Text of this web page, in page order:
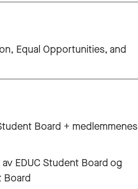
Equal Opportunities, and
Board + medlemmenes
EDUC Student Board og
Board